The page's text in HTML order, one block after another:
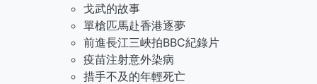
戈武的故事
單槍匹馬赴香港逐夢
前進長江三峽拍BBC紀錄片
疫苗注射意外染病
措手不及的年輕死亡